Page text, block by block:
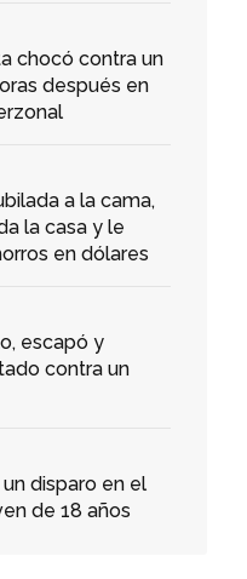
chocó contra un
después en
a la cama,
la casa y le
en dólares
escapó y
contra un
disparo en el
de 18 años